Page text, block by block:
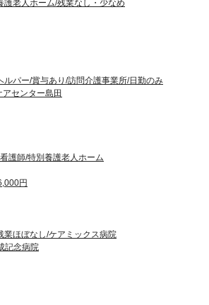
護老人ホーム/残業なし・少なめ
ルパー/賞与あり/訪問介護事業所/日勤のみ
センター島田
護師/特別養護老人ホーム
円
業ほぼなし/ケアミックス病院
記念病院